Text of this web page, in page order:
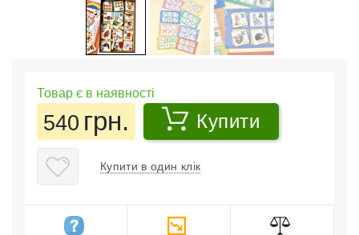
Товар є в наявності
540 грн. Купити
Купити в один клік